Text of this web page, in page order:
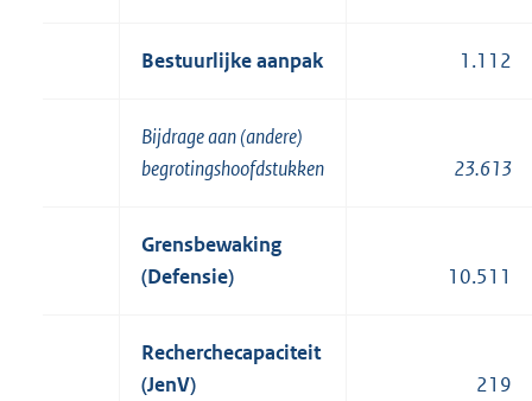
Bestuurlijke aanpak 1.112
Bijdrage aan (andere)
begrotingshoofdstukken
23.613
Grensbewaking
(Defensie)
10.511
Recherchecapaciteit
(JenV)
219